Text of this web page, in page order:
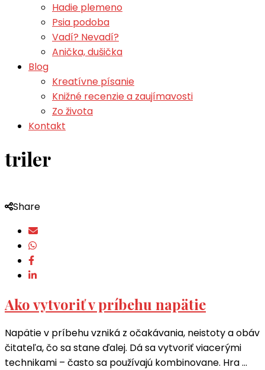
Hadie plemeno
Psia podoba
Vadí? Nevadí?
Anička, dušička
Blog
Kreatívne písanie
Knižné recenzie a zaujímavosti
Zo života
Kontakt
triler
Share
Ako vytvoriť v príbehu napätie
Napätie v príbehu vzniká z očakávania, neistoty a obáv
čitateľa, čo sa stane ďalej. Dá sa vytvoriť viacerými
technikami – často sa používajú kombinovane. Hra …